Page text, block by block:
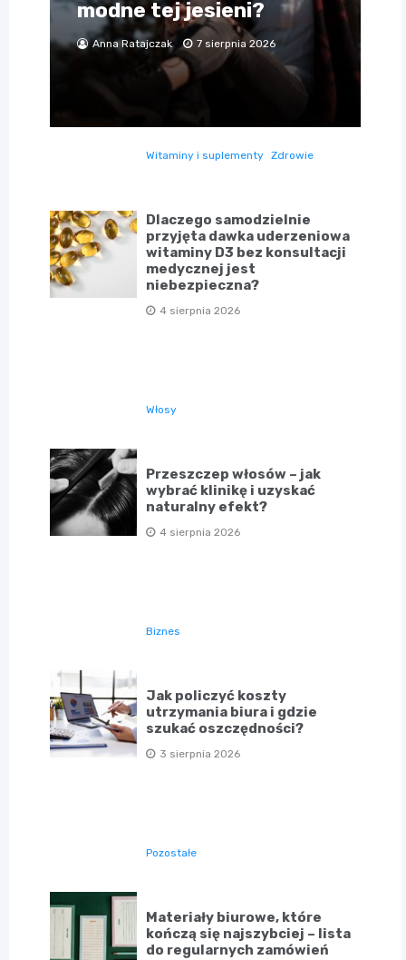
modne tej jesieni?
Anna Ratajczak 7 sierpnia 2026
Witaminy i suplementy Zdrowie
Dlaczego samodzielnie
przyjęta dawka uderzeniowa
witaminy D3 bez konsultacji
medycznej jest
niebezpieczna?
4 sierpnia 2026
Włosy
Przeszczep włosów – jak
wybrać klinikę i uzyskać
naturalny efekt?
4 sierpnia 2026
Biznes
Jak policzyć koszty
utrzymania biura i gdzie
szukać oszczędności?
3 sierpnia 2026
Pozostałe
Materiały biurowe, które
kończą się najszybciej – lista
do regularnych zamówień